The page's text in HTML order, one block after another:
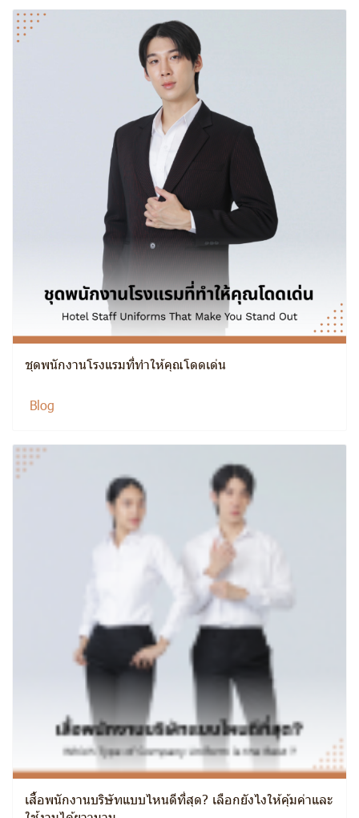
ชุดพนักงานโรงแรมที่ทำให้คุณโดดเด่น
Blog
เสื้อพนักงานบริษัทแบบไหนดีที่สุด? เลือกยังไงให้คุ้มค่าและ